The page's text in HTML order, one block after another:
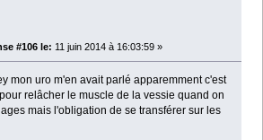
#106 le: 11 juin 2014 à 16:03:59 »
mon uro m'en avait parlé apparemment c'est
relâcher le muscle de la vessie quand on
mais l'obligation de se transférer sur les